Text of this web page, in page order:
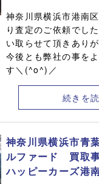
神奈川県横浜市港南
り査定のご依頼でし
い取らせて頂きあり
今後とも弊社の事を
す＼(^o^)／
続きを
神奈川県横浜市
ルファード 買取
ハッピーカーズ港